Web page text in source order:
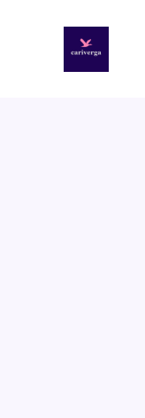
содержимому